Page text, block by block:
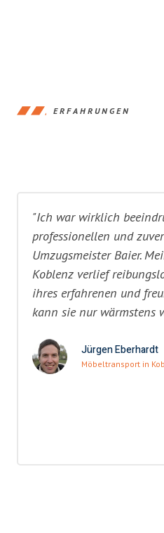
ERFAHRUNGEN
"Ich war wirklich
professionellen und
Umzugsmeister Baier.
Koblenz verlief
ihres erfahrenen und
kann sie nur wärmstens
Jürgen Eberhardt
Möbeltransport in